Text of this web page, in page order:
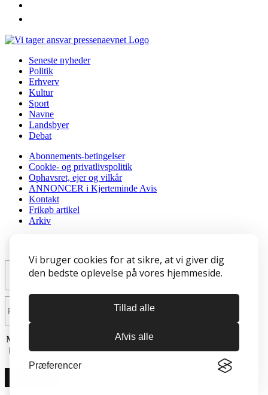
Vi bruger cookies for at sikre, at vi giver dig
den bedste oplevelse på vores hjemmeside.
Tillad alle
Afvis alle
Præferencer
Seneste nyheder
Politik
Erhverv
Kultur
Sport
Navne
Landsbyer
Debat
Abonnements-betingelser
Cookie- og privatlivspolitik
Ophavsret, ejer og vilkår
ANNONCER i Kjerteminde Avis
Kontakt
Frikøb artikel
Arkiv
Må Kjerteminde Avis sende dig nyheder og markedsføring?